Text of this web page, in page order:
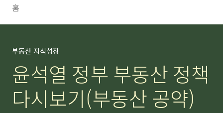
홈
부동산 지식성장
윤석열 정부 부동산 정책
다시보기(부동산 공약)